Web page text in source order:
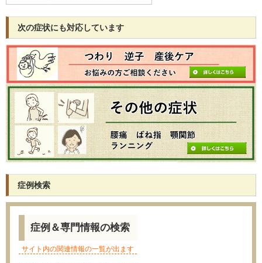
次の症状にも対応しています
症例検索
症例＆専門情報の検索
サイト内の関連情報の一覧が出ます